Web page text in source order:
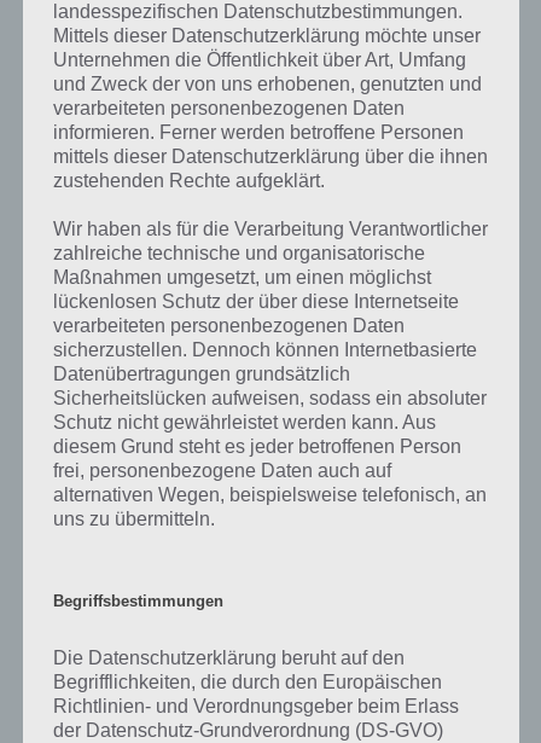
Licht ist die Lösung für das tägliche Bonus Rätsel am 13.6.2021 in 4
Bilder 1 Wort, doch welche Bedeutung hat dieses eigentlich und was
gibt es dazu zu wissen? Passt das Wort auch zu Endlose Ozeane? Zu
bestimmten Lösungen präsentieren wir daher auch immer eine
kurze Begriffserklärung!
Das einfachste Beschreibungsbild des Lichtes sind die Strahlen. Es
man experimentell mittels Blenden verfeinert, wobei für ein
unendlich dünnes Strahlenbündel die theoretische Idealisierung des
einzelnen Lichtstrahls und der punktförmigen Lichtquelle gewonnen
wird. Die Strahlenoptik beruht auf der Näherung, dass die
Abmessungen einer Versuchsanordnung sehr groß im Vergleich zur
Wellenlänge des Lichtes sind und beschreibt Phänomene wie
Reflexion und Lichtbrechung.
Die geometrische Optik untersucht die Gesetzmäßigkeiten der
Lichtausbreitung in Form dieser geradlinigen, unendlich dünnen
Strahlenbündel. So wurde die Lichtgeschwindigkeit nach
verschiedenen Methoden an den sich ausbreitenden Lichtstrahlen
Gekrümmte Lichtstrahlen können in dieser Beschreibung nur im
auftreten.
landesspezifischen Datenschutzbestimmungen.
Mittels dieser Datenschutzerklärung möchte unser
Unternehmen die Öffentlichkeit über Art, Umfang
und Zweck der von uns erhobenen, genutzten und
verarbeiteten personenbezogenen Daten
informieren. Ferner werden betroffene Personen
mittels dieser Datenschutzerklärung über die ihnen
zustehenden Rechte aufgeklärt.
Wir haben als für die Verarbeitung Verantwortlicher
zahlreiche technische und organisatorische
Maßnahmen umgesetzt, um einen möglichst
lückenlosen Schutz der über diese Internetseite
verarbeiteten personenbezogenen Daten
sicherzustellen. Dennoch können Internetbasierte
Datenübertragungen grundsätzlich
Sicherheitslücken aufweisen, sodass ein absoluter
Schutz nicht gewährleistet werden kann. Aus
diesem Grund steht es jeder betroffenen Person
frei, personenbezogene Daten auch auf
alternativen Wegen, beispielsweise telefonisch, an
uns zu übermitteln.
Begriffsbestimmungen
Die Datenschutzerklärung beruht auf den
Begrifflichkeiten, die durch den Europäischen
Richtlinien- und Verordnungsgeber beim Erlass
der Datenschutz-Grundverordnung (DS-GVO)